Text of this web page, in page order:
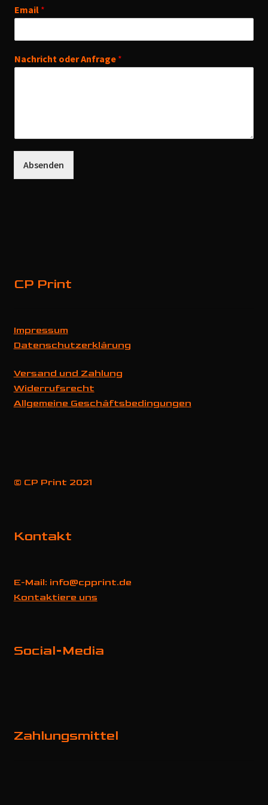
Email *
Nachricht oder Anfrage *
Absenden
CP Print
Impressum
Datenschutzerklärung
Versand und Zahlung
Widerrufsrecht
Allgemeine Geschäftsbedingungen
© CP Print 2021
Kontakt
E-Mail: info@cpprint.de
Kontaktiere uns
Social-Media
Zahlungsmittel